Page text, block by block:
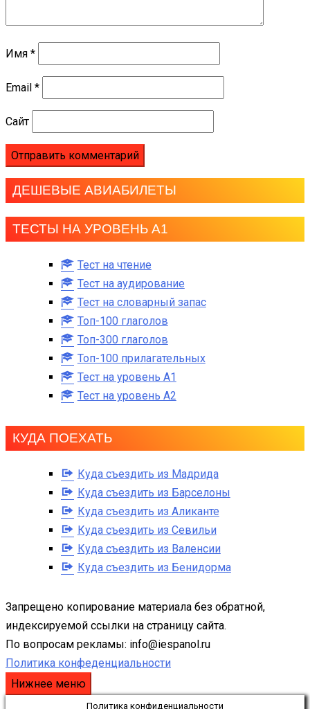
Имя *
Email *
Сайт
ДЕШЕВЫЕ АВИАБИЛЕТЫ
ТЕСТЫ НА УРОВЕНЬ А1
Тест на чтение
Тест на аудирование
Тест на словарный запас
Топ-100 глаголов
Топ-300 глаголов
Топ-100 прилагательных
Тест на уровень A1
Тест на уровень A2
КУДА ПОЕХАТЬ
Куда съездить из Мадрида
Куда съездить из Барселоны
Куда съездить из Аликанте
Куда съездить из Севильи
Куда съездить из Валенсии
Куда съездить из Бенидорма
Запрещено копирование материала без обратной,
индексируемой ссылки на страницу сайта.
По вопросам рекламы: info@iespanol.ru
Политика конфеденциальности
Нижнее меню
Политика конфиденциальности